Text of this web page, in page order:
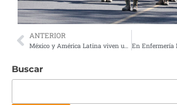
ANTERIOR
México y América Latina viven un problema de inseguridad
Buscar